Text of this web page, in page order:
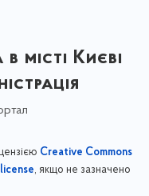
місті Києві
Creative Commons
, якщо не зазначено